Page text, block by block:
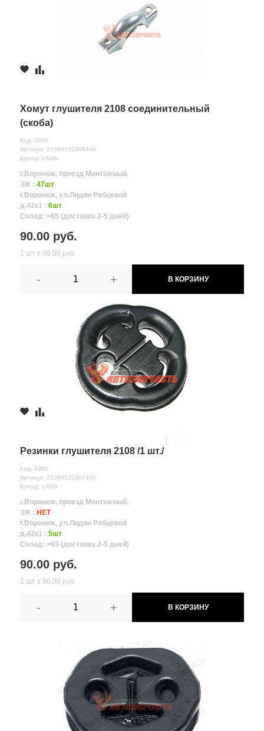
Хомут глушителя 2108 соединительный
(скоба)
Код: 2696
Артикул: 21080120306400
Бренд: LADA
г.Воронеж, проезд Монтажный,
3Ж : 47шт
г.Воронеж, ул.Лидии Рябцевой
д.42к1 : 6шт
Склад: >65 (доставка 2-5 дней)
90.00 руб.
1 шт х 90.00 руб.
- + В КОРЗИНУ
Резинки глушителя 2108 /1 шт./
Код: 5992
Артикул: 21080120307320
Бренд: LADA
г.Воронеж, проезд Монтажный,
3Ж : НЕТ
г.Воронеж, ул.Лидии Рябцевой
д.42к1 : 5шт
Склад: >63 (доставка 2-5 дней)
90.00 руб.
1 шт х 90.00 руб.
- + В КОРЗИНУ